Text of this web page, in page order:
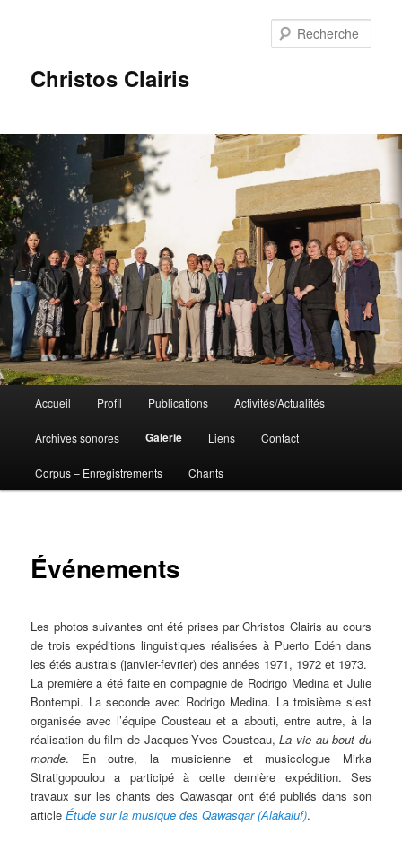
Christos Clairis
principal
Aller
au
contenu
Accueil Profil Publications Activités/Actualités
Archives sonores Galerie Liens Contact
Corpus – Enregistrements Chants
Événements
Les photos suivantes ont été prises par Christos Clairis au cours
de trois expéditions linguistiques réalisées à Puerto Edén dans
les étés australs (janvier-fevrier) des années 1971, 1972 et 1973.
La première a été faite en compagnie de Rodrigo Medina et Julie
Bontempi. La seconde avec Rodrigo Medina. La troisième s’est
organisée avec l’équipe Cousteau et a abouti, entre autre, à la
réalisation du film de Jacques-Yves Cousteau,La vie au bout du
monde. En outre, la musicienne et musicologue Mirka
Stratigopoulou a participé à cette dernière expédition. Ses
travaux sur les chants des Qawasqar ont été publiés dans son
articleÉtude sur la musique des Qawasqar (Alakaluf).